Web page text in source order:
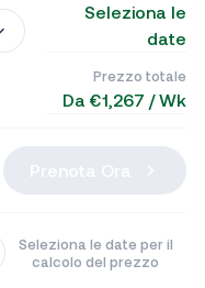
Seleziona le
date
Prezzo totale
Da €1,267 / Wk
Seleziona le date per il
calcolo del prezzo